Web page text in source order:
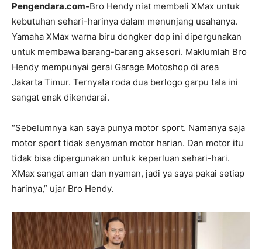
Pengendara.com-Bro Hendy niat membeli XMax untuk
kebutuhan sehari-harinya dalam menunjang usahanya.
Yamaha XMax warna biru dongker dop ini dipergunakan
untuk membawa barang-barang aksesori. Maklumlah Bro
Hendy mempunyai gerai Garage Motoshop di area
Jakarta Timur. Ternyata roda dua berlogo garpu tala ini
sangat enak dikendarai.
“Sebelumnya kan saya punya motor sport. Namanya saja
motor sport tidak senyaman motor harian. Dan motor itu
tidak bisa dipergunakan untuk keperluan sehari-hari.
XMax sangat aman dan nyaman, jadi ya saya pakai setiap
harinya,” ujar Bro Hendy.